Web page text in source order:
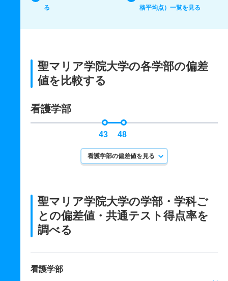
る
格平均点）一覧を見る
聖マリア学院大学の各学部の偏差
値を比較する
看護学部
43 48
看護学部の偏差値を見る
聖マリア学院大学の学部・学科ご
との偏差値・共通テスト得点率を
調べる
看護学部